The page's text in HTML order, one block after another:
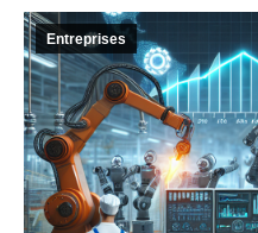
Entreprises